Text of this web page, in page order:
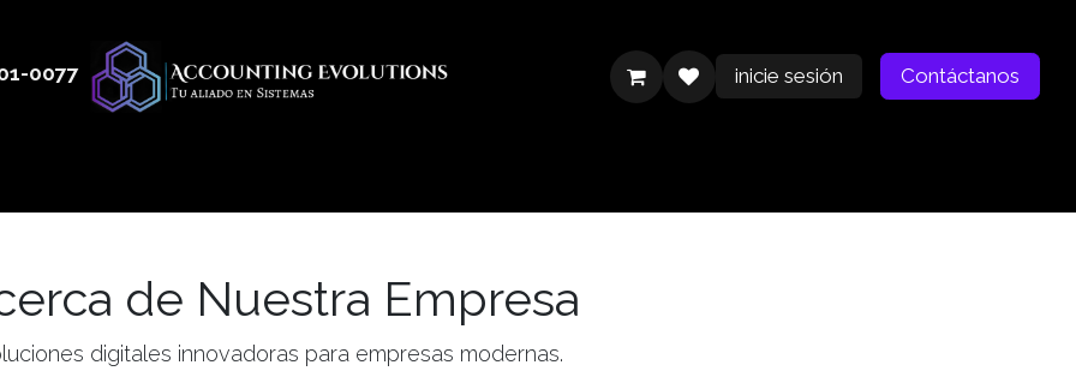
-0077 inicie sesión Contáctanos
de Nuestra Empresa
digitales innovadoras para empresas modernas.